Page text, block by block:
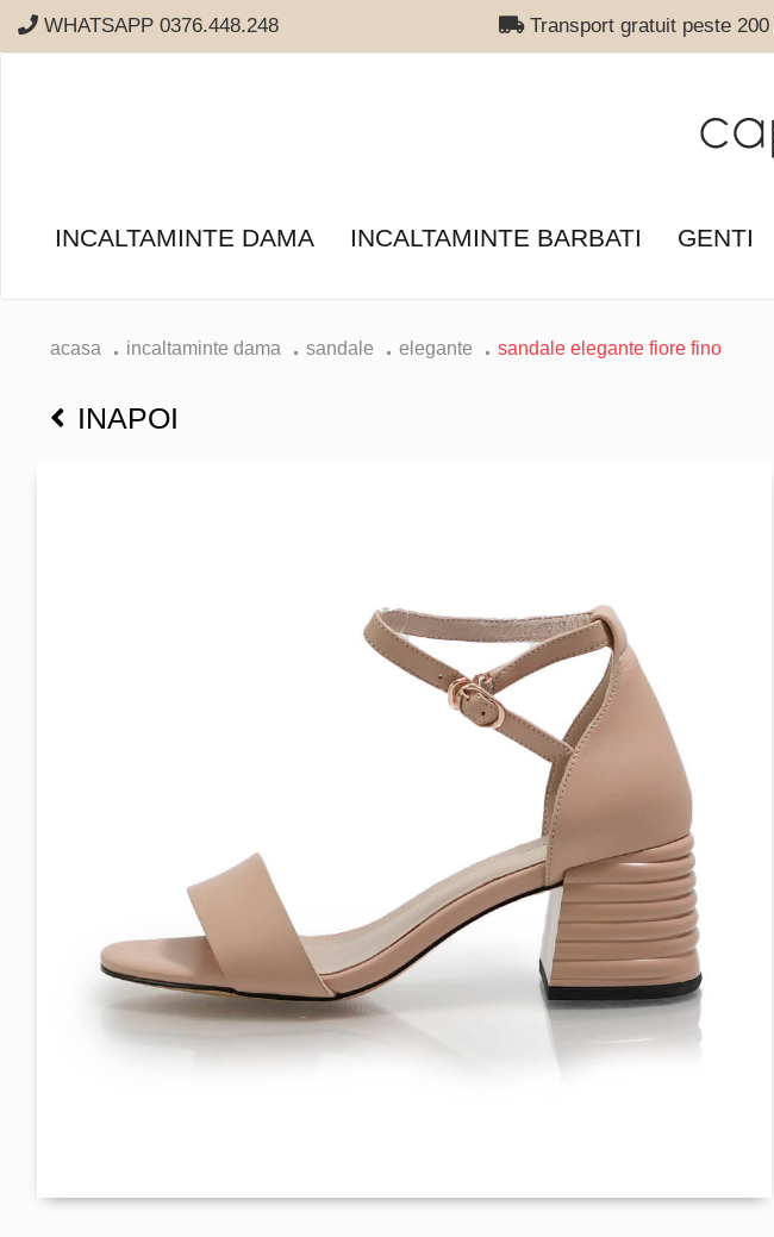
WHATSAPP 0376.448.248 Transport gratuit peste 200
INCALTAMINTE DAMA INCALTAMINTE BARBATI GENTI
acasa incaltaminte dama sandale elegante sandale elegante fiore fino
INAPOI